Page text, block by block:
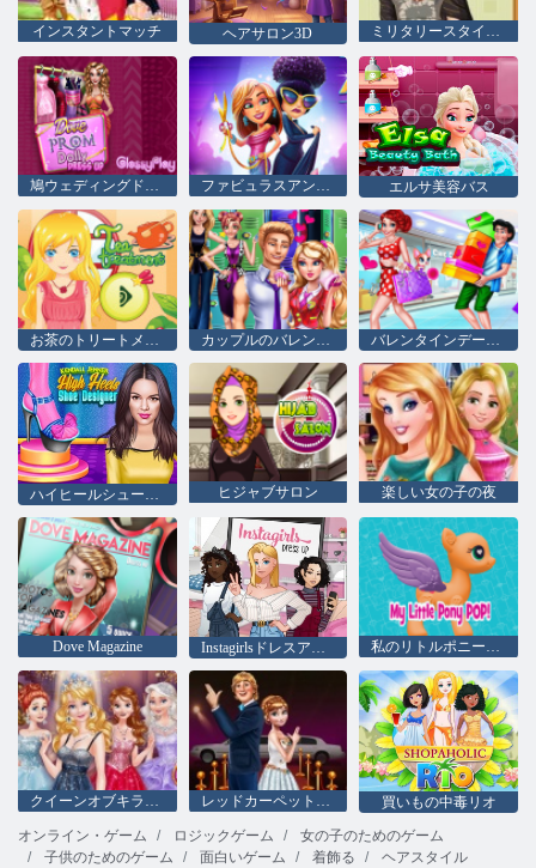
インスタントマッチ ヘアサロン3D ミリタリースタイルウィーク
鳩ウェディングドリードレスアップ ファビュラスアンジェラのファッションフィーバー エルサ美容バス
お茶のトリートメント カップルのバレンタインデー バレンタインデーショッピング
ヒジャブサロン 楽しい女の子の夜
Dove Magazine Instagirlsドレスアップ 私のリトルポニーポップ
クイーンオブキラキラプロボール レッドカーペットの星
買いもの中毒リオ
オンライン・ゲーム
ロジックゲーム
女の子のためのゲーム
子供のためのゲーム
面白いゲーム 着飾る
ヘアスタイル